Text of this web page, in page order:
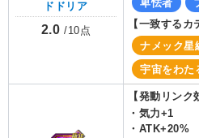
ドドリア
2.0 /10点
卑怯者
【一致するカ
ナメック星
宇宙をわた
【発動リンク
・ 気力+1
・ ATK+20%